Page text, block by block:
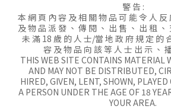
警 告 :
本 網 頁 內 容 及 相 關 物 品 可 能 令 人
及 物 品 派 發 、 傳 閱 、 出 售 、 出 租
未 滿 18 歲 的 人 士/當 地 政 府 規 定 的
容 及 物 品 向 該 等 人 士 出 示 、
THIS WEB SITE CONTAINS MATERIAL
AND MAY NOT BE DISTRIBUTED,
HIRED, GIVEN, LENT, SHOWN,
A PERSON UNDER THE AGE OF 18
YOUR AREA.